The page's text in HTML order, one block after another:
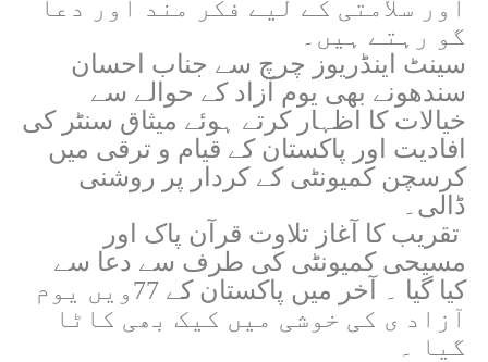
اور سلامتی کے لیے فکر مند اور دعا
گو رہتے ہیں۔
سینٹ اینڈریوز چرچ سے جناب
احسان
سندھونے بھی یوم آزاد کے حوالے سے
خیالات کا اظہار کرتے ہوئے میثاق سنٹر کی
افادیت اور پاکستان کے قیام و ترقی میں
کرسچن کمیونٹی کے کردار پر روشنی
ڈالی۔
تقریب کا آغاز تلاوت قرآن پاک اور
مسیحی کمیونٹی کی طرف سے دعا سے
کیا گیا ۔ آخر میں پاکستان کے 77ویں یوم
آزاد ی کی خوشی میں کیک بھی کاٹا
گیا ۔